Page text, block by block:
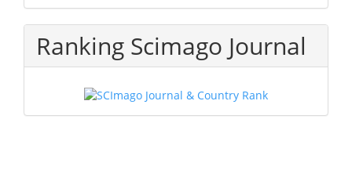
Ranking Scimago Journal